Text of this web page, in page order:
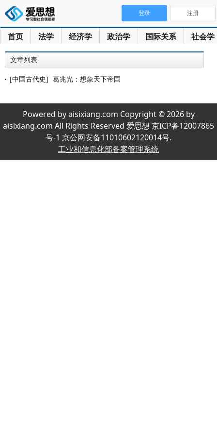
首页 法学 经济学 政治学 国际关系 社会学
登录 注册
文章列表
[中国古代史] 葛兆光：想象天下帝国
Powered by aisixiang.com Copyright © 2026 by
aisixiang.com All Rights Reserved 爱思想 京ICP备12007865
号-1 京公网安备11010602120014号.
工业和信息化部备案管理系统